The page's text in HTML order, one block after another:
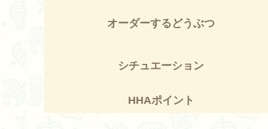
オーダーするどうぶつ
シチュエーション
HHAポイント